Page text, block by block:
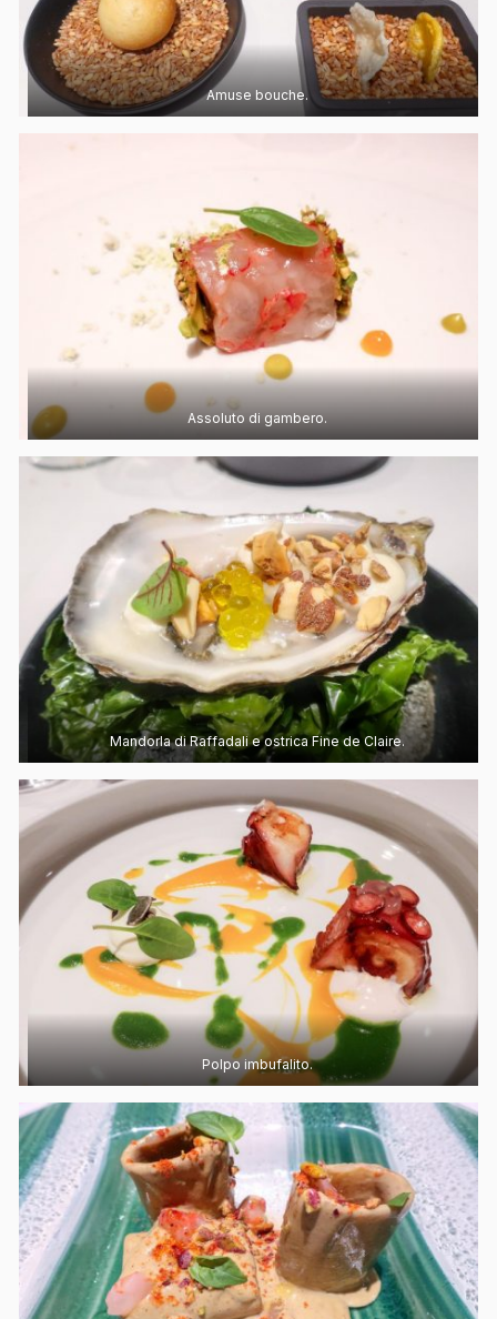
Amuse bouche.
Assoluto di gambero.
Mandorla di Raffadali e ostrica Fine de Claire.
Polpo imbufalito.